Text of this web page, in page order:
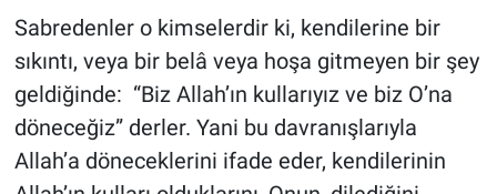
Sabredenler o kimselerdir ki, kendilerine bir
sıkıntı, veya bir belâ veya hoşa gitmeyen bir şey
geldiğinde: “Biz Allah’ın kullarıyız ve biz O’na
döneceğiz” derler. Yani bu davranışlarıyla
Allah’a döneceklerini ifade eder, kendilerinin
Asayiş
Kültür - Sanat
Politika